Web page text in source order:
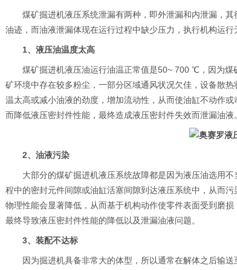
煤矿掘进机液压系统泄漏有两种，即外泄漏和内泄漏，其
油迹，而油液泄漏体现在运行过程中缺少压力，执行机构运行
1、液压油温度太高
煤矿掘进机液压油运行油温正常值是50~ 700 ℃，因为煤
矿环境中存在较多粉尘，一部分区域通风状况欠佳，设备散
温太高或减小油液的劲度，增加流动性，从而使油缸不动作
而降低液压密封件性能，最终造成液压密封件失效而泄漏油液。
2、油液污染
大部分的煤矿掘进机液压系统故障都是因为液压油选用不
程中的密封元件间隙或油缸活塞间隙到达液压系统中，从而
物理性能会显著降低，从而基于机构动作使零件表面受到磨
最终导致液压密封件性能的降低以及泄漏油液问题。
3、装配不达标
因为掘进机具备非常大的体型，所以通常在解体之后输送